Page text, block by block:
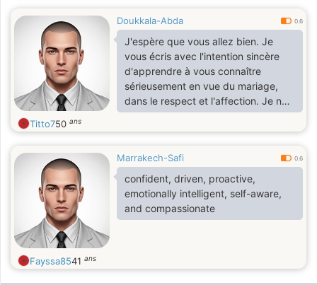
Doukkala-Abda 0.6
J'espère que vous allez bien. Je
vous écris avec l'intention sincère
d'apprendre à vous connaître
sérieusement en vue du mariage,
dans le respect et l'affection. Je ne
recherche pas la perfection, mais
plutôt un partenaire sincère avec qui
les bas de la vie et construire
ensemble un foyer d'amour et de
compréhension. Si vos intentions
sont similaires, je serais ravie
d'échanger.
Titto750 ans
Marrakech-Safi 0.6
confident, driven, proactive,
emotionally intelligent, self-aware,
and compassionate
Fayssa8541 ans